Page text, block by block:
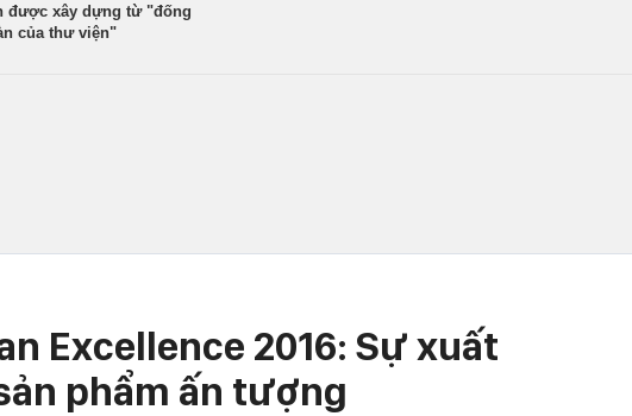
được xây dựng từ "đống
của thư viện"
Excellence 2016: Sự xuất
phẩm ấn tượng